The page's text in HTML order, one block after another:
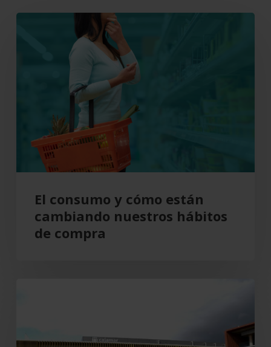
nuestros
hábitos
compra
El consumo y cómo están
cambiando nuestros hábitos
de compra
193